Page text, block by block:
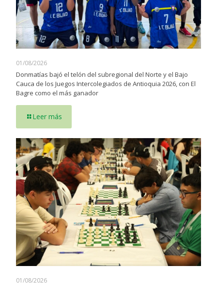
01/08/2026
Donmatías bajó el telón del subregional del Norte y el Bajo
Cauca de los Juegos Intercolegiados de Antioquia 2026, con El
Bagre como el más ganador
Leer más
01/08/2026